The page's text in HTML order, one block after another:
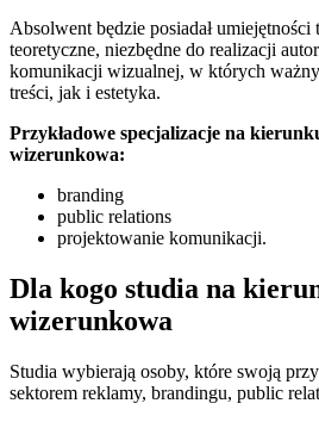
Absolwent będzie posiadał
teoretyczne, niezbędne do realizacji
komunikacji wizualnej, w których
treści, jak i estetyka.
Przykładowe specjalizacje na
wizerunkowa:
branding
public relations
projektowanie komunikacji.
Dla kogo studia na
wizerunkowa
Studia wybierają osoby, które swoją
sektorem reklamy, brandingu, public